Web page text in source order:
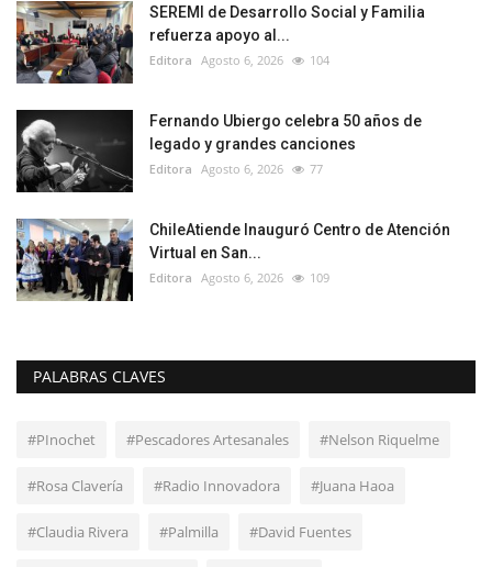
SEREMI de Desarrollo Social y Familia
refuerza apoyo al...
Editora Agosto 6, 2026 104
Fernando Ubiergo celebra 50 años de
legado y grandes canciones
Editora Agosto 6, 2026 77
ChileAtiende Inauguró Centro de Atención
Virtual en San...
Editora Agosto 6, 2026 109
PALABRAS CLAVES
#PInochet #Pescadores Artesanales #Nelson Riquelme
#Rosa Clavería #Radio Innovadora #Juana Haoa
#Claudia Rivera #Palmilla #David Fuentes